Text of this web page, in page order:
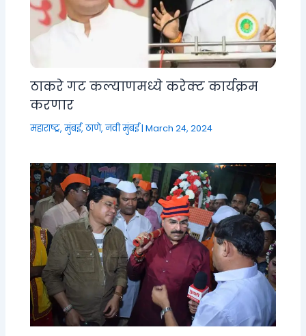
ठाकरे गट कल्याणमध्ये करेक्ट कार्यक्रम
करणार
महाराष्ट्र,मुंबई, ठाणे, नवी मुंबई|March 24, 2024